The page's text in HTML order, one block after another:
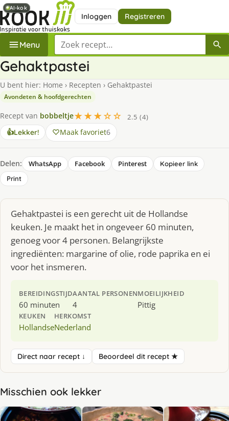
Inloggen Registreren
Menu Zoek een recept
Gehaktpastei
U bent hier: Home › Recepten › Gehaktpastei
Avondeten & hoofdgerechten
Recept van bobbeltje★★★☆☆
2.5 (4)
👍Lekker! Maak favoriet6
Delen: WhatsApp Facebook Pinterest
Kopieer link
Print
Gehaktpastei is een gerecht uit de Hollandse
keuken. Je maakt het in ongeveer 60 minuten,
genoeg voor 4 personen. Belangrijkste
ingrediënten: margarine of olie, rode paprika en ei
voor het insmeren.
BEREIDINGSTIJD
60 minuten
AANTAL PERSONEN
4
MOEILIJKHEID
Pittig
KEUKEN
Hollandse
HERKOMST
Nederland
Direct naar recept ↓ Beoordeel dit recept ★
Misschien ook lekker
AI-kok
AI-kok